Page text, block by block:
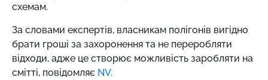
схемам.
За словами експертів, власникам полігонів вигідно
брати гроші за захоронення та не переробляти
відходи, адже це створює можливість заробляти на
смітті, повідомляє NV.